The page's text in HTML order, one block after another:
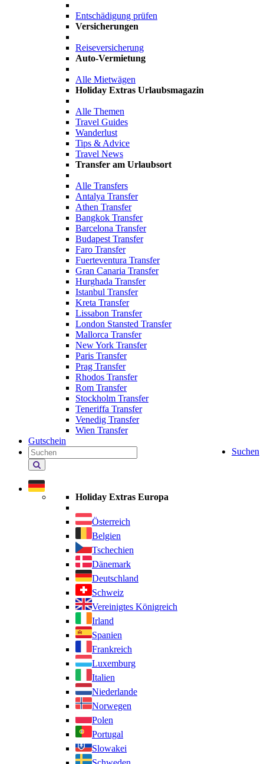
Entschädigung prüfen
Versicherungen
Reiseversicherung
Auto-Vermietung
Alle Mietwägen
Holiday Extras Urlaubsmagazin
Alle Themen
Travel Guides
Wanderlust
Tips & Advice
Travel News
Transfer am Urlaubsort
Alle Transfers
Antalya Transfer
Athen Transfer
Bangkok Transfer
Barcelona Transfer
Budapest Transfer
Faro Transfer
Fuerteventura Transfer
Gran Canaria Transfer
Hurghada Transfer
Istanbul Transfer
Kreta Transfer
Lissabon Transfer
London Stansted Transfer
Mallorca Transfer
New York Transfer
Paris Transfer
Prag Transfer
Rhodos Transfer
Rom Transfer
Stockholm Transfer
Teneriffa Transfer
Venedig Transfer
Wien Transfer
Gutschein
Suchen
Holiday
Extras
durchsuchen
Holiday Extras Europa
Österreich
Belgien
Tschechien
Dänemark
Deutschland
Schweiz
Vereinigtes Königreich
Irland
Spanien
Frankreich
Luxemburg
Italien
Niederlande
Norwegen
Polen
Portugal
Slowakei